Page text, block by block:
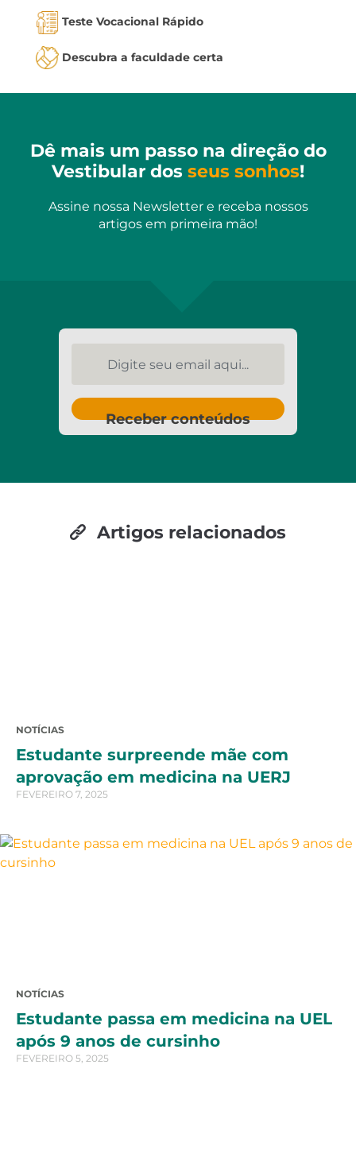
Teste Vocacional Rápido
Descubra a faculdade certa
Dê mais um passo na direção do
Vestibular dos seus sonhos!
Assine nossa Newsletter e receba nossos
artigos em primeira mão!
Receber conteúdos
Artigos relacionados
NOTÍCIAS
Estudante surpreende mãe com
aprovação em medicina na UERJ
FEVEREIRO 7, 2025
NOTÍCIAS
Estudante passa em medicina na UEL
após 9 anos de cursinho
FEVEREIRO 5, 2025